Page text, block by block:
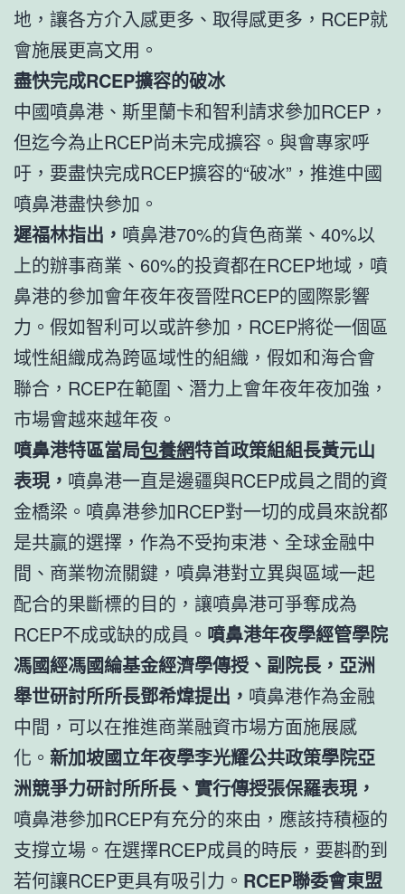
地，讓各方介入感更多、取得感更多，RCEP就
會施展更高文用。
盡快完成RCEP擴容的破冰
中國噴鼻港、斯里蘭卡和智利請求參加RCEP，
但迄今為止RCEP尚未完成擴容。與會專家呼
吁，要盡快完成RCEP擴容的“破冰”，推進中國
噴鼻港盡快參加。
遲福林指出， 噴鼻港70%的貨色商業、40%以
上的辦事商業、60%的投資都在RCEP地域，噴
鼻港的參加會年夜年夜晉陞RCEP的國際影響
力。假如智利可以或許參加，RCEP將從一個區
域性組織成為跨區域性的組織，假如和海合會
聯合，RCEP在範圍、潛力上會年夜年夜加強，
市場會越來越年夜。
噴鼻港特區當局包養網特首政策組組長黃元山
表現， 噴鼻港一直是邊疆與RCEP成員之間的資
金橋梁。噴鼻港參加RCEP對一切的成員來說都
是共贏的選擇，作為不受拘束港、全球金融中
間、商業物流關鍵，噴鼻港對立異與區域一起
配合的果斷標的目的，讓噴鼻港可爭奪成為
RCEP不成或缺的成員。 噴鼻港年夜學經管學院
馮國經馮國綸基金經濟學傳授、副院長，亞洲
舉世研討所所長鄧希煒提出， 噴鼻港作為金融
中間，可以在推進商業融資市場方面施展感
化。 新加坡國立年夜學李光耀公共政策學院亞
洲競爭力研討所所長、實行傳授張保羅表現，
噴鼻港參加RCEP有充分的來由，應該持積極的
支撐立場。在選擇RCEP成員的時辰，要斟酌到
若何讓RCEP更具有吸引力。 RCEP聯委會東盟